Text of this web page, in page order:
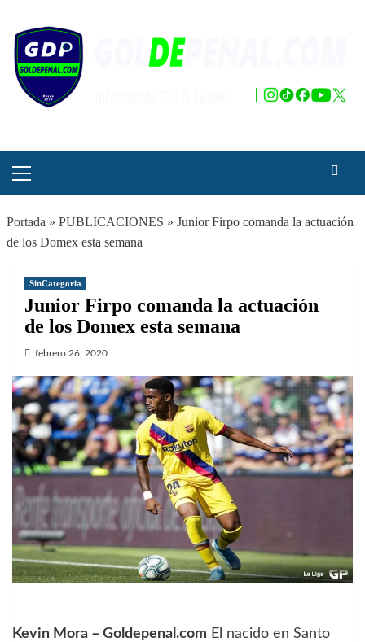
contenido
principal
Portada » PUBLICACIONES » Junior Firpo comanda la actuación
de los Domex esta semana
SinCategoria
Junior Firpo comanda la actuación
de los Domex esta semana
febrero 26, 2020
Kevin Mora – Goldepenal.com El nacido en Santo